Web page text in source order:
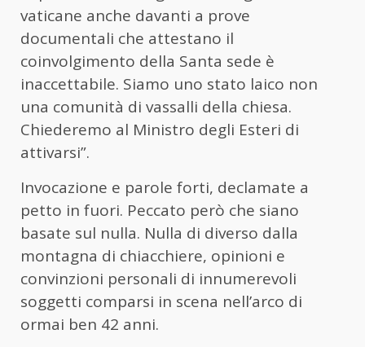
vaticane anche davanti a prove
documentali che attestano il
coinvolgimento della Santa sede è
inaccettabile. Siamo uno stato laico non
una comunità di vassalli della chiesa.
Chiederemo al Ministro degli Esteri di
attivarsi”.
Invocazione e parole forti, declamate a
petto in fuori. Peccato però che siano
basate sul nulla. Nulla di diverso dalla
montagna di chiacchiere, opinioni e
convinzioni personali di innumerevoli
soggetti comparsi in scena nell’arco di
ormai ben 42 anni.